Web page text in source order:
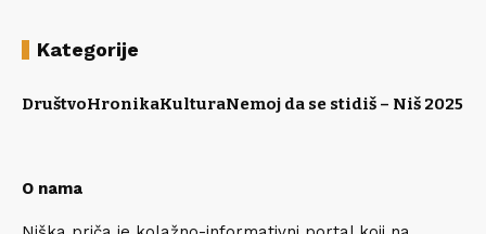
Kategorije
DruštvoHronikaKulturaNemoj da se stidiš – Niš 2025
O nama